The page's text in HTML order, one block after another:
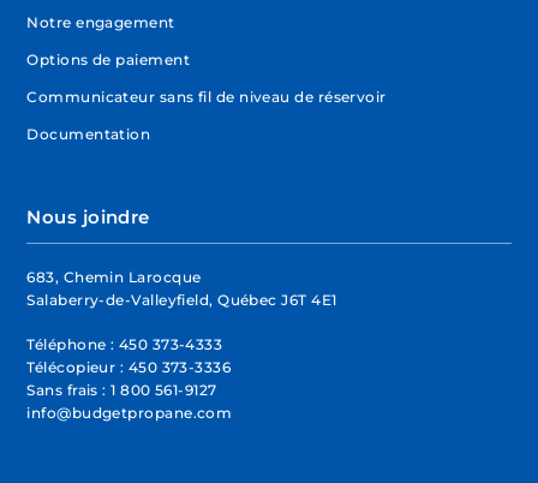
Notre engagement
Options de paiement
Communicateur sans fil de niveau de réservoir
Documentation
Nous joindre
683, Chemin Larocque
Salaberry-de-Valleyfield, Québec J6T 4E1
Téléphone : 450 373-4333
Télécopieur : 450 373-3336
Sans frais :1 800 561-9127
info@budgetpropane.com